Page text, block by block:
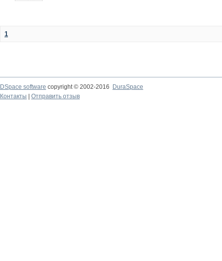
1
DSpace software copyright © 2002-2016
DuraSpace
Контакты
Отправить отзыв